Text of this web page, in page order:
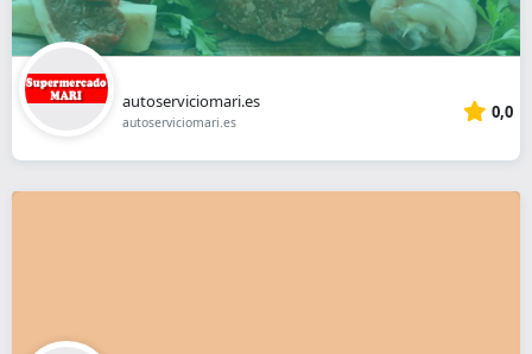
autoserviciomari.es
autoserviciomari.es 0,0